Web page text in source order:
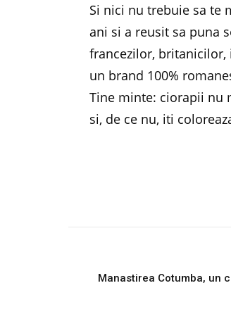
Si nici nu trebuie sa te
ani si a reusit sa puna
francezilor,
un brand 100%
Tine minte: ciorapii nu
si, de ce nu, iti
Manastirea Cotumba, un